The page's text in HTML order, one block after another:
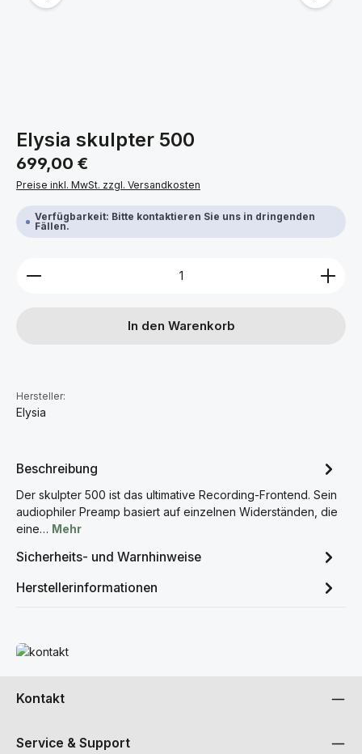
Elysia skulpter 500
Regulärer Preis:
699,00 €
Preise inkl. MwSt. zzgl. Versandkosten
Verfügbarkeit: Bitte kontaktieren Sie uns in dringenden
Fällen.
Produkt Anzahl: Gib den gewünschten Wert ein
In den Warenkorb
Hersteller:
Elysia
Beschreibung
Der skulpter 500 ist das ultimative Recording-Frontend. Sein
audiophiler Preamp basiert auf einzelnen Widerständen, die
eine… Mehr
Sicherheits- und Warnhinweise
Herstellerinformationen
Mehr erfahren
Kontakt
Service & Support